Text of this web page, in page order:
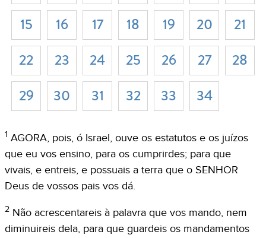
1 AGORA, pois, ó Israel, ouve os estatutos e os juízos
que eu vos ensino, para os cumprirdes; para que
vivais, e entreis, e possuais a terra que o SENHOR
Deus de vossos pais vos dá.
2 Não acrescentareis à palavra que vos mando, nem
diminuireis dela, para que guardeis os mandamentos
15
16 17 18 19 20
21
22
23 24 25 26 27
28
29
30 31 32 33 34